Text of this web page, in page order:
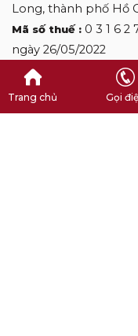
Long, thành phố Hồ
Mã số thuế : 0 3 1 6 2
ngày 26/05/2022
Hotline : 0 9 0 9 0 9 2
Email :
Trang chủ Gọi